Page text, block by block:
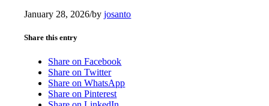
January 28, 2026/byjosanto
Share this entry
Share on Facebook
Share on Twitter
Share on WhatsApp
Share on Pinterest